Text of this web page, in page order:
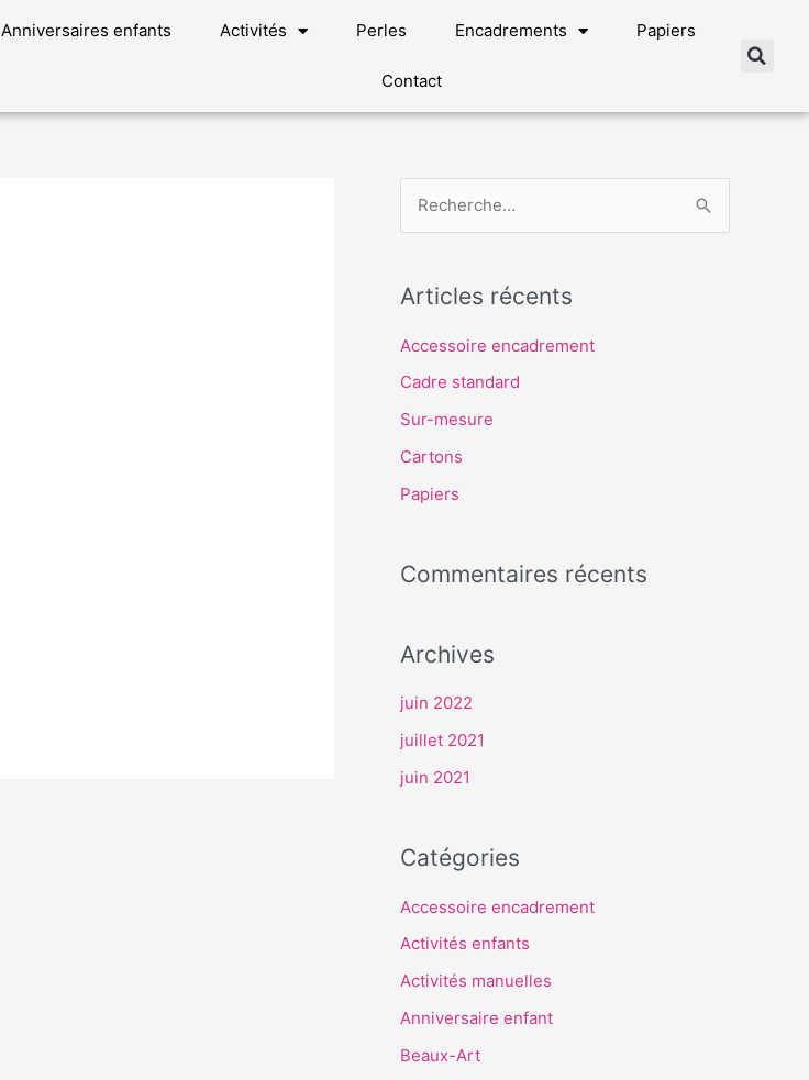
Anniversaires enfants Activités Perles Encadrements Papiers
Contact
h
e
r
r
:
Articles récents
Accessoire encadrement
Cadre standard
Sur-mesure
Cartons
Papiers
Commentaires récents
Archives
juin 2022
juillet 2021
juin 2021
Catégories
Accessoire encadrement
Activités enfants
Activités manuelles
Anniversaire enfant
Beaux-Art